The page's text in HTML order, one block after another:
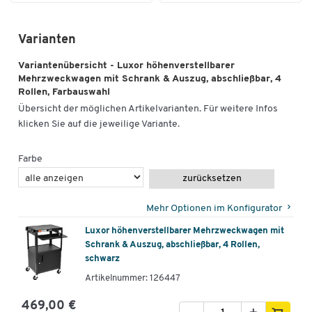
Varianten
Variantenübersicht - Luxor höhenverstellbarer
Mehrzweckwagen mit Schrank & Auszug, abschließbar, 4
Rollen, Farbauswahl
Übersicht der möglichen Artikelvarianten. Für weitere Infos
klicken Sie auf die jeweilige Variante.
Farbe
zurücksetzen
Mehr Optionen im Konfigurator
Luxor höhenverstellbarer Mehrzweckwagen mit
Schrank & Auszug, abschließbar, 4 Rollen,
schwarz
Artikelnummer: 126447
469,00 €